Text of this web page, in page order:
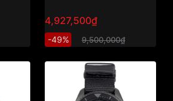
4,927,500₫
-49% 9,500,000₫